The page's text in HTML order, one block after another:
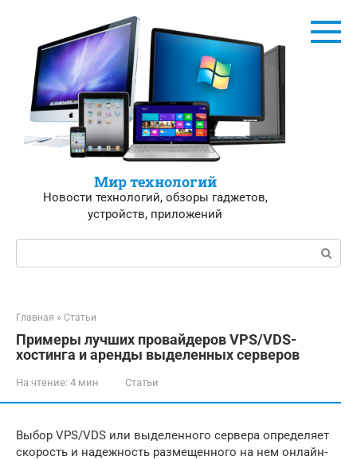
контенту
Мир технологий
Новости технологий, обзоры гаджетов,
устройств, приложений
Поиск:
Главная » Статьи
Примеры лучших провайдеров VPS/VDS-
хостинга и аренды выделенных серверов
На чтение: 4 мин Статьи
Выбор VPS/VDS или выделенного сервера определяет
скорость и надежность размещенного на нем онлайн-